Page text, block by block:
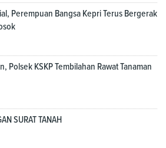
Perempuan Bangsa Kepri Terus Bergerak
Polsek KSKP Tembilahan Rawat Tanaman
SURAT TANAH